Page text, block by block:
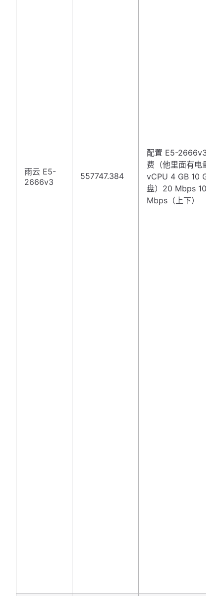
雨云 E5-
2666v3
557747.384
配置 E5-2666v3 动
费（他里面有电量）
vCPU 4 GB 10 GB
盘）20 Mbps 100
Mbps（上下）